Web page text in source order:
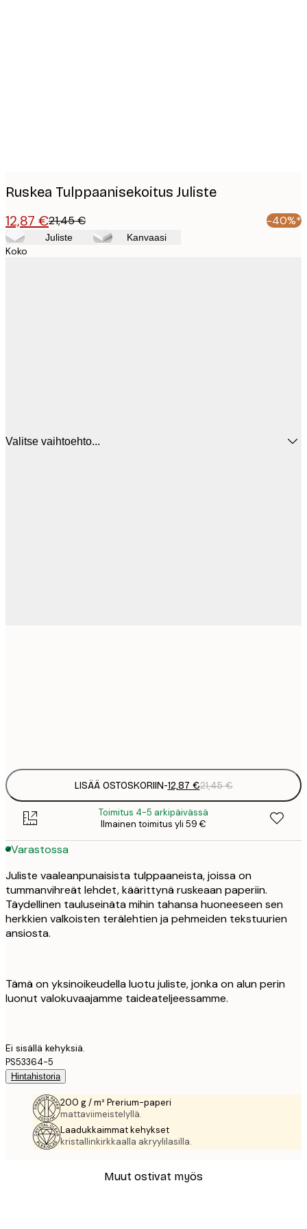
Ruskea Tulppaanisekoitus Juliste
12,87 €21,45 € -40%*
Juliste Kanvaasi
Koko
Valitse vaihtoehto...
LISÄÄ OSTOSKORIIN-12,87 €21,45 €
Toimitus 4-5 arkipäivässä
Ilmainen toimitus yli 59 €
Varastossa
Juliste vaaleanpunaisista tulppaaneista, joissa on
tummanvihreät lehdet, käärittynä ruskeaan paperiin.
Täydellinen tauluseinäta mihin tahansa huoneeseen sen
herkkien valkoisten terälehtien ja pehmeiden tekstuurien
ansiosta.
Tämä on yksinoikeudella luotu juliste, jonka on alun perin
luonut valokuvaajamme taideateljeessamme.
Ei sisällä kehyksiä.
PS53364-5
Hintahistoria
200 g / m² Prerium-paperi
mattaviimeistelyllä.
Laadukkaimmat kehykset
kristallinkirkkaalla akryylilasilla.
Muut ostivat myös